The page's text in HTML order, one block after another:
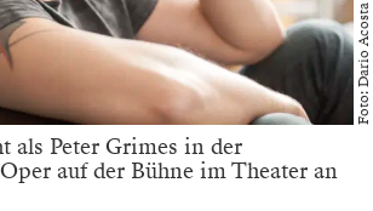
Foto: Dario Acosta
als Peter Grimes in der
auf der Bühne im Theater an